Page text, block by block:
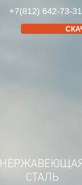
+7(812) 642-73-31
СТАЛЬ